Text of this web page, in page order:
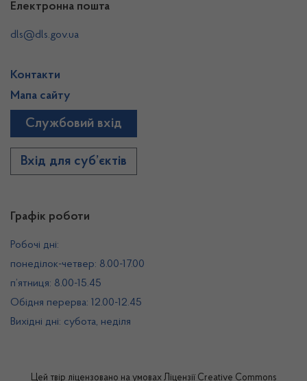
Графік роботи
Робочі дні:
понеділок-четвер: 8.00-17.00
п’ятниця: 8.00-15.45
Обідня перерва: 12.00-12.45
Вихідні дні: субота, неділя
Електронна пошта
dls@dls.gov.ua
Контакти
Мапа сайту
Службовий вхід
Вхід для суб’єктів
Цей твір ліцензовано на умовах Ліцензії Creative Commons